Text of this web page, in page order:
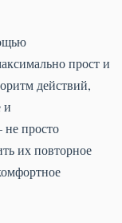
прост и
действий,
и
не просто
их повторное